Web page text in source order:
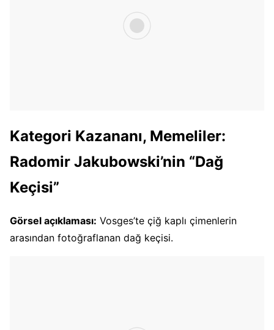
Kategori Kazananı, Memeliler:
Radomir Jakubowski’nin “Dağ
Keçisi”
Görsel açıklaması: Vosges’te çiğ kaplı çimenlerin
arasından fotoğraflanan dağ keçisi.